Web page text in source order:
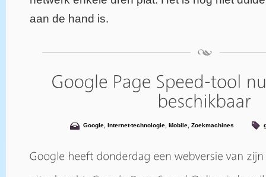
aan de hand is.
Google, Internet-technologie, Mobile, Zoekmachines